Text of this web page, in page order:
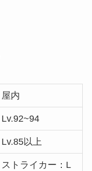
屋内
Lv.92~94
Lv.85以上
ストライカー：L